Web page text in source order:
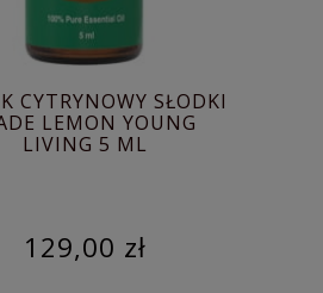
CYTRYNOWY SŁODKI
LEMON YOUNG
LIVING 5 ML
129,00 zł